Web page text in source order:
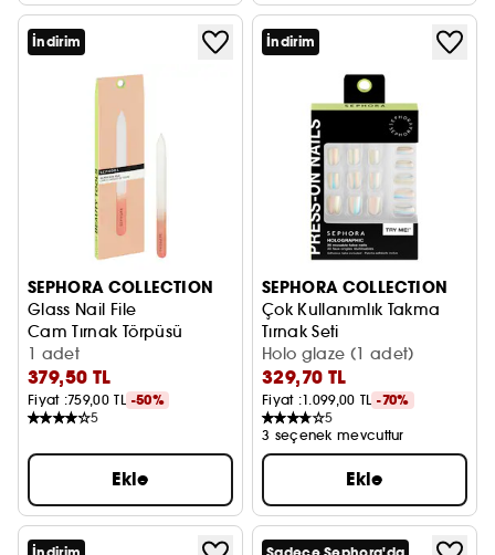
İndirim
SEPHORA COLLECTION
Glass Nail File
Cam Tırnak Törpüsü
1 adet
379,50 TL
Fiyat :759,00 TL -50%
5
Ekle
İndirim
SEPHORA COLLECTION
Çok Kullanımlık Takma
Tırnak Seti
Jel Etkisi, Uzman Sonuç
Holo glaze (1 adet)
329,70 TL
Fiyat :1.099,00 TL -70%
5
3 seçenek mevcuttur
Ekle